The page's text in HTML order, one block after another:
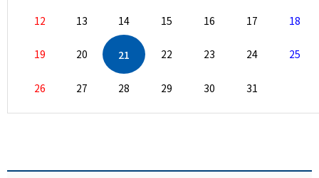
12
13 14 15 16 17 18
19 20 21 22 23 24 25
26 27 28 29 30 31